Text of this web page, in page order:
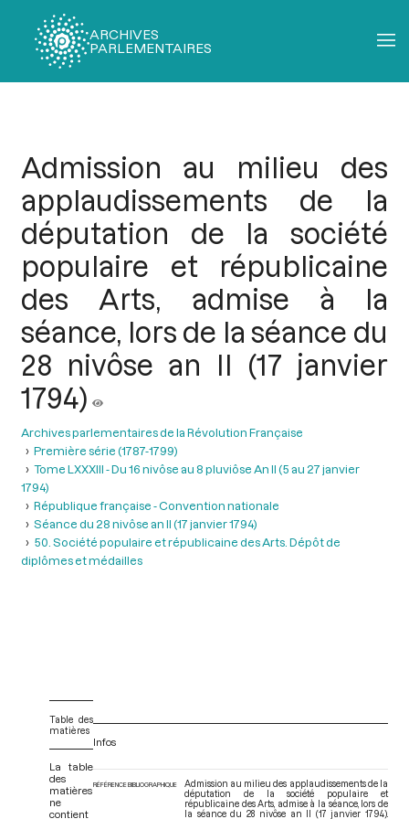
ARCHIVES
PARLEMENTAIRES
Admission au milieu des
applaudissements de la
députation de la société
populaire et républicaine
des Arts, admise à la
séance, lors de la séance du
28 nivôse an II (17 janvier
1794)
Archives parlementaires de la Révolution Française
Première série (1787-1799)
Tome LXXXIII - Du 16 nivôse au 8 pluviôse An II (5 au 27 janvier
1794)
République française - Convention nationale
Séance du 28 nivôse an II (17 janvier 1794)
50. Société populaire et républicaine des Arts. Dépôt de
diplômes et médailles
Table des
matières
La table
des
matières
ne
contient
Infos
RÉFÉRENCE BIBLIOGRAPHIQUE
Admission au milieu des applaudissements de la
députation de la société populaire et
républicaine des Arts, admise à la séance, lors de
la séance du 28 nivôse an II (17 janvier 1794).